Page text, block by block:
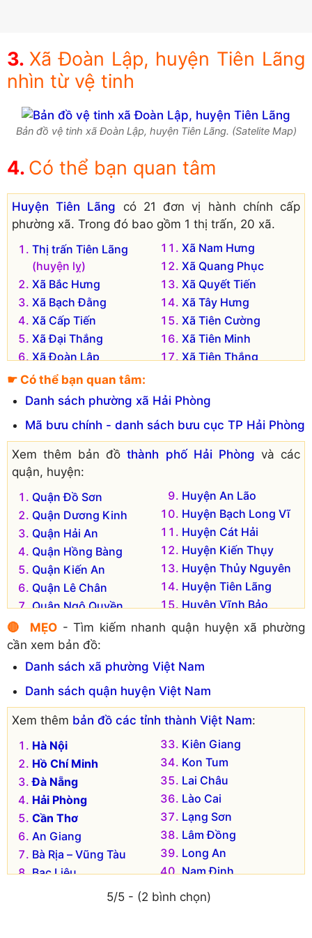
Xã Đoàn Lập, huyện Tiên Lãng
nhìn từ vệ tinh
Bản đồ vệ tinh xã Đoàn Lập, huyện Tiên Lãng. (Satelite Map)
Có thể bạn quan tâm
Huyện Tiên Lãng có 21 đơn vị hành chính cấp
phường xã. Trong đó bao gồm 1 thị trấn, 20 xã.
Thị trấn Tiên Lãng
(huyện lỵ)
Xã Bắc Hưng
Xã Bạch Đằng
Xã Cấp Tiến
Xã Đại Thắng
Xã Đoàn Lập
Xã Đông Hưng
Xã Hùng Thắng
Xã Khởi Nghĩa
Xã Kiến Thiết
Xã Nam Hưng
Xã Quang Phục
Xã Quyết Tiến
Xã Tây Hưng
Xã Tiên Cường
Xã Tiên Minh
Xã Tiên Thắng
Xã Toàn Thắng
Xã Tự Cường
Xã Vinh Quang
Đơn vị hành chính cũ hiện không còn tồn tại là:
Xã Tiên Hưng
☛ Có thể bạn quan tâm:
Danh sách phường xã Hải Phòng
Mã bưu chính - danh sách bưu cục TP Hải Phòng
Xem thêm bản đồthành phố Hải Phòng và các
quận, huyện:
Quận Đồ Sơn
Quận Dương Kinh
Quận Hải An
Quận Hồng Bàng
Quận Kiến An
Quận Lê Chân
Quận Ngô Quyền
Huyện An Dương
Huyện An Lão
Huyện Bạch Long Vĩ
Huyện Cát Hải
Huyện Kiến Thụy
Huyện Thủy Nguyên
Huyện Tiên Lãng
Huyện Vĩnh Bảo
🔴 MẸO- Tìm kiếm nhanh quận huyện xã phường
cần xem bản đồ:
Danh sách xã phường Việt Nam
Danh sách quận huyện Việt Nam
Xem thêm bản đồ các tỉnh thành Việt Nam:
Hà Nội
Hồ Chí Minh
Đà Nẵng
Hải Phòng
Cần Thơ
An Giang
Bà Rịa – Vũng Tàu
Bạc Liêu
Kiên Giang
Kon Tum
Lai Châu
Lào Cai
Lạng Sơn
Lâm Đồng
Long An
Nam Định
Nghệ An
Ninh Bình
5/5 - (2 bình chọn)